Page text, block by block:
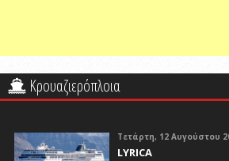
Κρουαζιερόπλοια
Τετάρτη, 12 Αυγούστου
LYRICA